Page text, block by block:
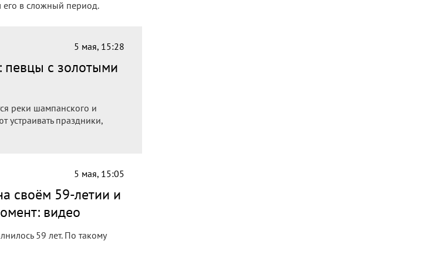
его в сложный период.
5 мая, 15:28
певцы с золотыми
реки шампанского и
праздники,
5 мая, 15:05
своём 59-летии и
видео
59 лет. По такому